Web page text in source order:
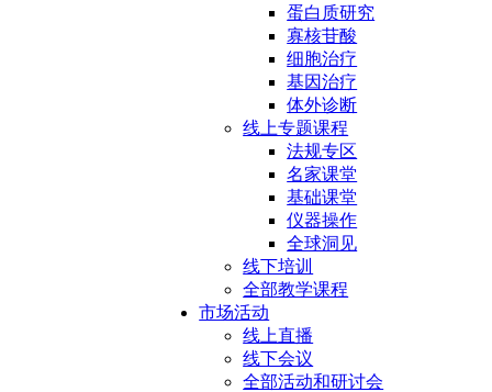
蛋白质研究
寡核苷酸
细胞治疗
基因治疗
体外诊断
线上专题课程
法规专区
名家课堂
基础课堂
仪器操作
全球洞见
线下培训
全部教学课程
市场活动
线上直播
线下会议
全部活动和研讨会